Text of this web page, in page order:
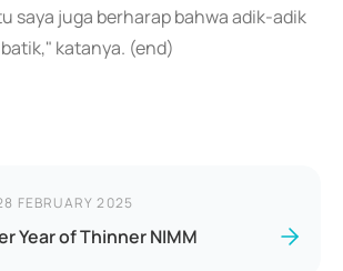
saya juga berharap bahwa adik-adik
katanya. (end)
FEBRUARY 2025
Year of Thinner NIMM